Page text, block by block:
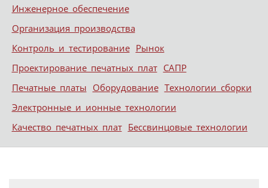
Меню
Skip to content
Инженерное обеспечение
Организация производства
Контроль и тестирование Рынок
Проектирование печатных плат САПР
Печатные платы Оборудование Технологии сборки
Электронные и ионные технологии
Качество печатных плат Бессвинцовые технологии